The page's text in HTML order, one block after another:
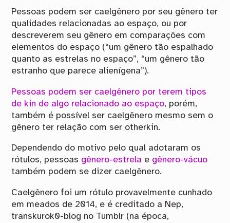
Pessoas podem ser caelgênero por seu gênero ter
qualidades relacionadas ao espaço, ou por
descreverem seu gênero em comparações com
elementos do espaço (“um gênero tão espalhado
quanto as estrelas no espaço”, “um gênero tão
estranho que parece alienígena”).
Pessoas podem ser caelgênero por terem tipos
de kin de algo relacionado ao espaço, porém,
também é possível ser caelgênero mesmo sem o
gênero ter relação com ser otherkin.
Dependendo do motivo pelo qual adotaram os
rótulos, pessoas gênero-estrela e gênero-vácuo
também podem se dizer caelgênero.
Caelgênero foi um rótulo provavelmente cunhado
em meados de 2014, e é creditado a Nep,
transkurok0-blog no Tumblr (na época,